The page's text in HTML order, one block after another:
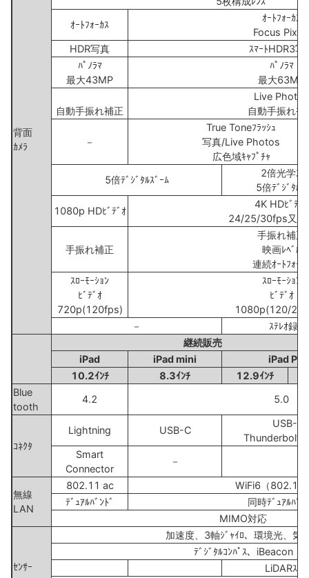
背面
ｶﾒﾗ
ｵｰﾄﾌｫｰｶｽ
ｵｰﾄﾌｫｰｶｽ
Focus
HDR写真
ｽﾏｰﾄHDR3写
ﾊﾟﾉﾗﾏ
最大43MP
ﾊﾟﾉﾗﾏ
最大63MP
自動手振れ補正
Live Photos
自動手振れ補
－
True Toneﾌﾗｯｼｭ
写真/Live Photos
広色域ｷｬﾌﾟﾁｬ
5倍ﾃﾞｼﾞﾀﾙｽﾞｰﾑ
2倍光学ｽﾞ
5倍ﾃﾞｼﾞﾀﾙｽ
1080p HDﾋﾞﾃﾞｵ
4K HDﾋﾞﾃﾞｵ
24/25/30fps又
手振れ補正
手振れ補正
映画ﾚﾍﾞﾙ
連続ｵｰﾄﾌｫｰｶ
ｽﾛｰﾓｰｼｮﾝ
ﾋﾞﾃﾞｵ
720p(120fps)
ｽﾛｰﾓｰｼｮﾝ
ﾋﾞﾃﾞｵ
1080p(120/
－
ｽﾃﾚｵ録音
継続販売
iPad
iPad mini
iPad Pro
10.2ｲﾝﾁ
8.3ｲﾝﾁ 12.9ｲﾝﾁ
Blue
tooth
4.2 5.0
ｺﾈｸﾀ
Lightning USB-C
USB-C
Thunderbolt/
Smart
Connector
－
無線
LAN
802.11 ac
WiFi6（802.11
ﾃﾞｭｱﾙﾊﾞﾝﾄﾞ
同時ﾃﾞｭｱﾙﾊﾞﾝ
MIMO対応
ｾﾝｻｰ
加速度、3軸ｼﾞｬｲﾛ、環境光、気
ﾃﾞｼﾞﾀﾙｺﾝﾊﾟｽ、iBeacon
LiDARｽｷｬ